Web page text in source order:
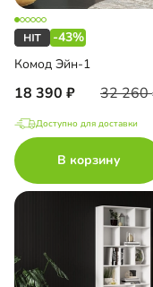
-43%
Комод Эйн-1
18 390 32 260
Доступно для доставки
В корзину